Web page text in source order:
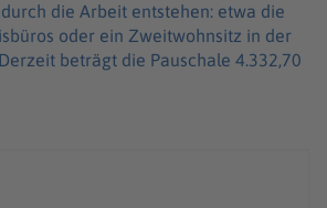
die Arbeit entstehen: etwa die
oder ein Zweitwohnsitz in der
beträgt die Pauschale 4.332,70